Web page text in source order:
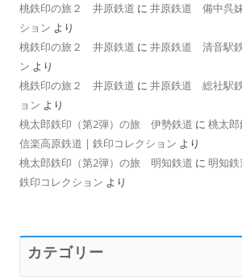
桃鉄印の旅２ 井原鉄道 に 井原鉄道 備中呉
ション より
桃鉄印の旅２ 井原鉄道 に 井原鉄道 清音駅
ン より
桃鉄印の旅２ 井原鉄道 に 井原鉄道 総社駅
ョン より
桃太郎鉄印（第2弾）の旅 伊勢鉄道 に 桃太
信楽高原鉄道 | 鉄印コレクション より
桃太郎鉄印（第2弾）の旅 明知鉄道 に 明知
鉄印コレクション より
カテゴリー